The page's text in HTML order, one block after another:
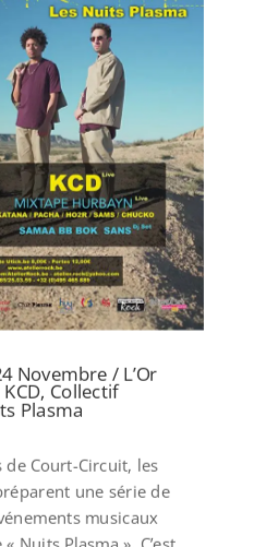
Novembre / L’Or
Collectif
Plasma
de Court-Circuit, les
une série de
musicaux